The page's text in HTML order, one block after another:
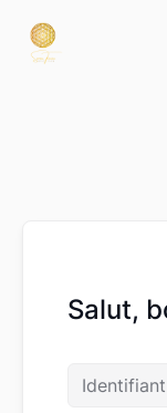
Salut,